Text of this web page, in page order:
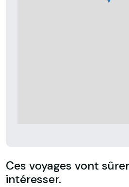
Ces voyages vont
intéresser.